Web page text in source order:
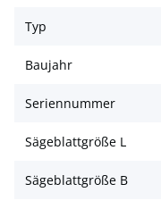
Typ
Baujahr
Seriennummer
Sägeblattgröße L
Sägeblattgröße B